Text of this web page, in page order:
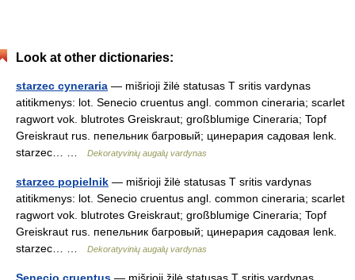
Look at other dictionaries:
starzec cyneraria — mišrioji žilė statusas T sritis vardynas
atitikmenys: lot. Senecio cruentus angl. common cineraria; scarlet
ragwort vok. blutrotes Greiskraut; großblumige Cineraria; Topf
Greiskraut rus. пепельник багровый; цинерария садовая lenk.
starzec… …
Dekoratyvinių augalų vardynas
starzec popielnik — mišrioji žilė statusas T sritis vardynas
atitikmenys: lot. Senecio cruentus angl. common cineraria; scarlet
ragwort vok. blutrotes Greiskraut; großblumige Cineraria; Topf
Greiskraut rus. пепельник багровый; цинерария садовая lenk.
starzec… …
Dekoratyvinių augalų vardynas